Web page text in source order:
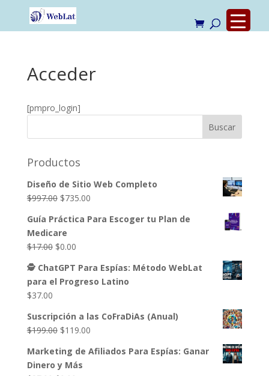
Acceder
[pmpro_login]
Productos
Diseño de Sitio Web Completo
$997.00 El
original
era:
$997.00.
$735.00El
actual
Guía Práctica Para Escoger tu Plan de
Medicare
$17.00 El
original
era:
$0.00El
actual
es:
🕵️ ChatGPT Para Espías: Método WebLat
para el Progreso Latino
$37.00
Suscripción a las CoFraDiAs (Anual)
$199.00 El
original
era:
$119.00El
actual
Marketing de Afiliados Para Espías: Ganar
Dinero y Más